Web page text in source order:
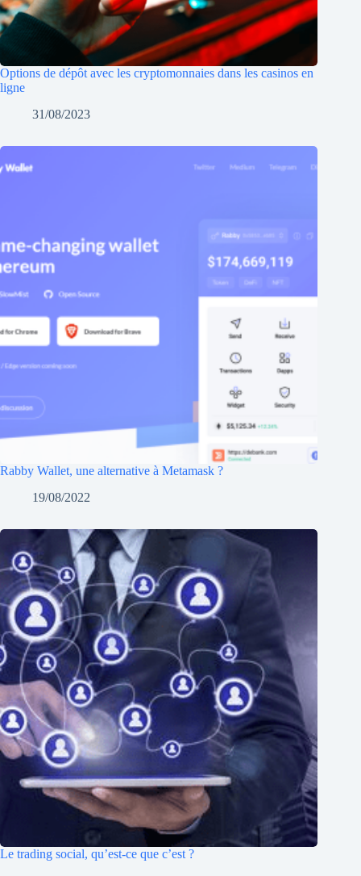
Options de dépôt avec les cryptomonnaies dans les casinos en
ligne
31/08/2023
Rabby Wallet, une alternative à Metamask ?
19/08/2022
Le trading social, qu’est-ce que c’est ?